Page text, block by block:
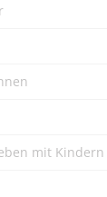
mit Kindern